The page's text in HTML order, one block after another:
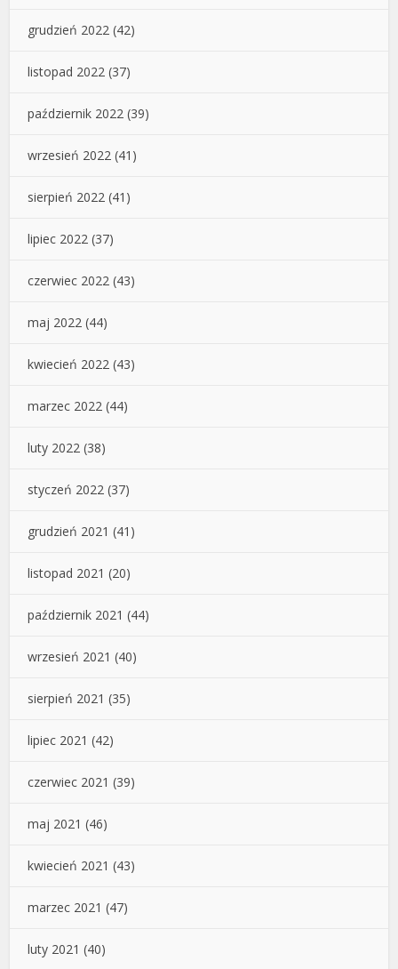
grudzień 2022 (42)
listopad 2022 (37)
październik 2022 (39)
wrzesień 2022 (41)
sierpień 2022 (41)
lipiec 2022 (37)
czerwiec 2022 (43)
maj 2022 (44)
kwiecień 2022 (43)
marzec 2022 (44)
luty 2022 (38)
styczeń 2022 (37)
grudzień 2021 (41)
listopad 2021 (20)
październik 2021 (44)
wrzesień 2021 (40)
sierpień 2021 (35)
lipiec 2021 (42)
czerwiec 2021 (39)
maj 2021 (46)
kwiecień 2021 (43)
marzec 2021 (47)
luty 2021 (40)